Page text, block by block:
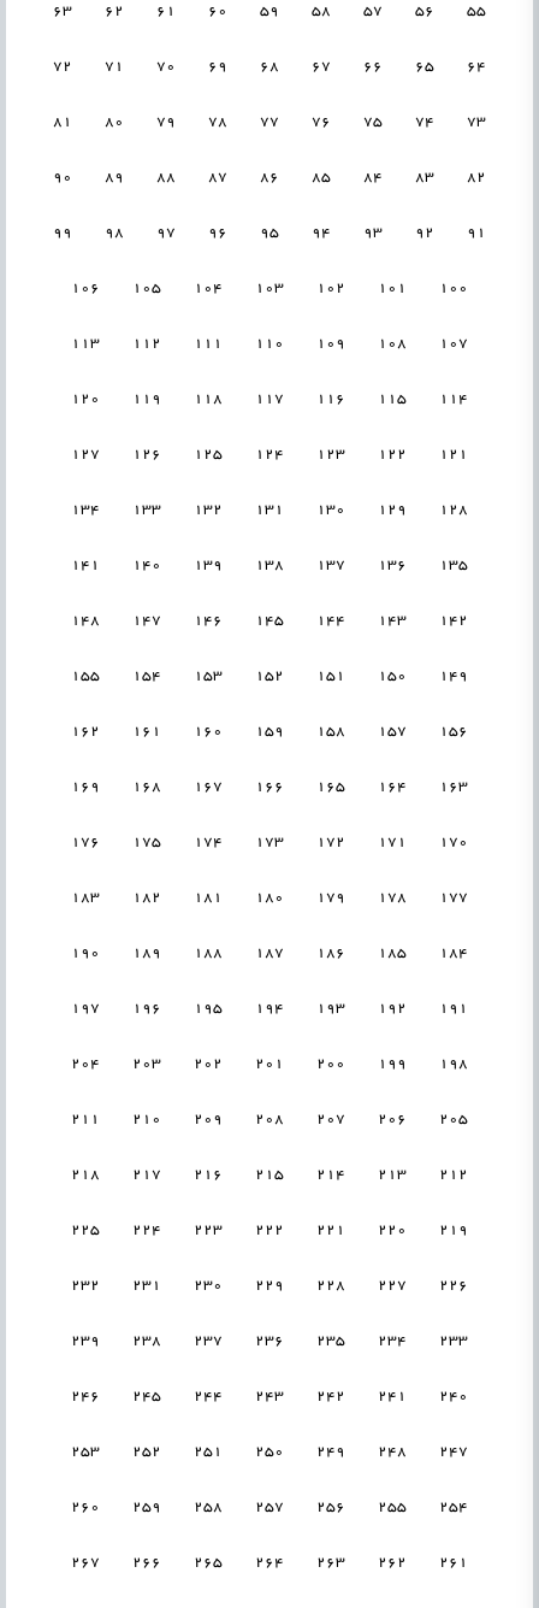
55
56
57
58
59
60
61
62
63
64
65
66
67
68
69
70
71
72
73
74
75
76
77
78
79
80
81
82
83
84
85
86
87
88
89
90
91
92
93
94
95
96
97
98
99
100
101
102
103
104
105
106
107
108
109
110
111
112
113
114
115
116
117
118
119
120
121
122
123
124
125
126
127
128
129
130
131
132
133
134
135
136
137
138
139
140
141
142
143
144
145
146
147
148
149
150
151
152
153
154
155
156
157
158
159
160
161
162
163
164
165
166
167
168
169
170
171
172
173
174
175
176
177
178
179
180
181
182
183
184
185
186
187
188
189
190
191
192
193
194
195
196
197
198
199
200
201
202
203
204
205
206
207
208
209
210
211
212
213
214
215
216
217
218
219
220
221
222
223
224
225
226
227
228
229
230
231
232
233
234
235
236
237
238
239
240
241
242
243
244
245
246
247
248
249
250
251
252
253
254
255
256
257
258
259
260
261
262
263
264
265
266
267